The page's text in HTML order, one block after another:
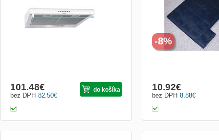
hlučnost 63 dB, En. Třída C, šířka 60 cm,
provedení: bílé
82.50€
bez DPH
101.48€ do košíka
8.88€
bez DPH
10.92€
-8%